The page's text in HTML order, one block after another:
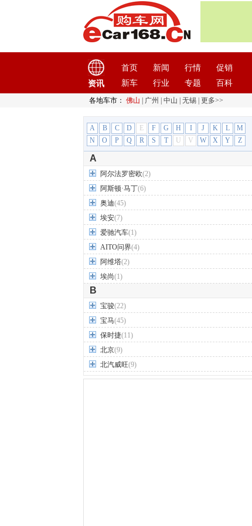
资讯
首页 新闻 行情
促销
新车
行业 专题 百科
各地车市： 佛山 广州 中山 无锡 更多>>
A B C D E F G H I J K L
M
N
O P Q R S T U V W X Y Z
A
阿尔法罗密欧(2)
阿斯顿·马丁(6)
奥迪(45)
埃安(7)
爱驰汽车(1)
AITO问界(4)
阿维塔(2)
埃尚(1)
B
宝骏(22)
宝马(45)
保时捷(11)
北京(9)
北汽威旺(9)
北汽制造(7)